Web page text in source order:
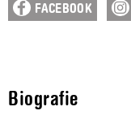
FACEBOOK
Biografie